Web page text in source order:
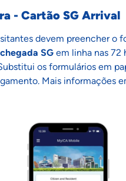
- Cartão SG Arrival
devem preencher o
SG em linha nas 72
os formulários em
Mais informações